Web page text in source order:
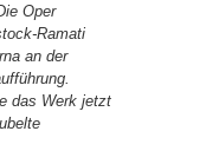
Oper
Ramati
an der
das Werk jetzt